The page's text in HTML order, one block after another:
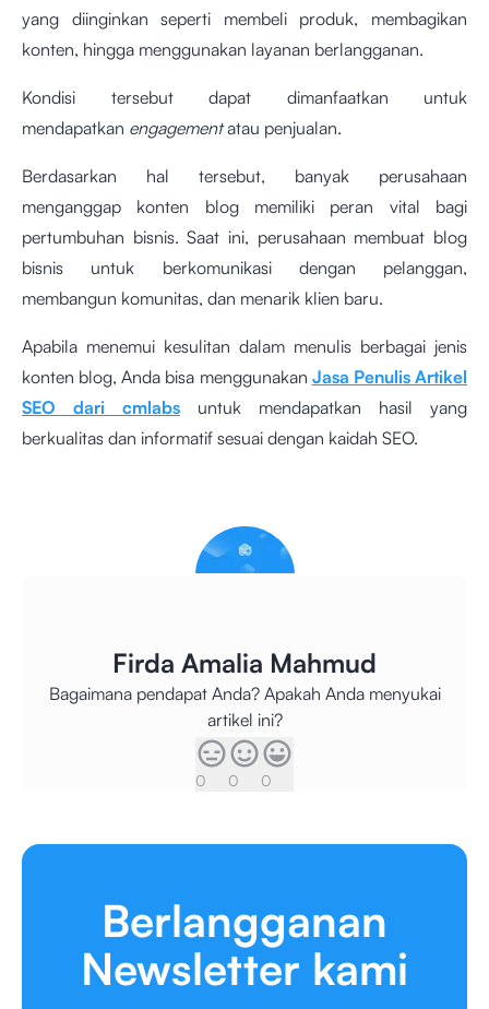
yang diinginkan seperti membeli produk, membagikan
konten, hingga menggunakan layanan berlangganan.
Kondisi tersebut dapat dimanfaatkan untuk
mendapatkan engagementatau penjualan.
Berdasarkan hal tersebut, banyak perusahaan
menganggap konten blog memiliki peran vital bagi
pertumbuhan bisnis. Saat ini, perusahaan membuat blog
bisnis untuk berkomunikasi dengan pelanggan,
membangun komunitas, dan menarik klien baru.
Apabila menemui kesulitan dalam menulis berbagai jenis
konten blog, Anda bisa menggunakan Jasa Penulis Artikel
SEO dari cmlabs untuk mendapatkan hasil yang
berkualitas dan informatif sesuai dengan kaidah SEO.
Firda Amalia Mahmud
Bagaimana pendapat Anda? Apakah Anda menyukai
artikel ini?
0 0 0
Berlangganan
Newsletter kami